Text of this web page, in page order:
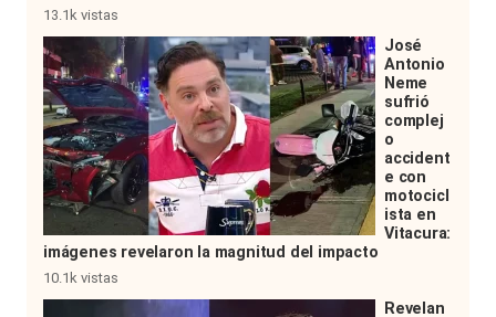
13.1k vistas
José
Antonio
Neme
sufrió
complej
o
accident
e con
motocicl
ista en
Vitacura:
imágenes revelaron la magnitud del impacto
10.1k vistas
Revelan